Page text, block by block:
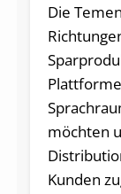
Die
möchten
Kunden